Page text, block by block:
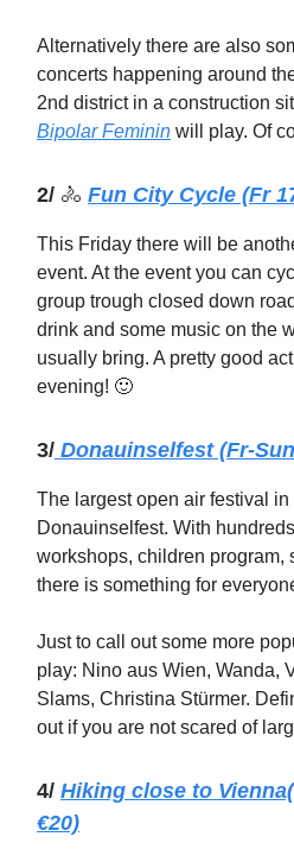
Alternatively there are also
concerts happening around
2nd district in a construction
Bipolar Feminin will play. Of
2/ 🚴 Fun City Cycle (Fr
This Friday there will be
event. At the event you can
group trough closed down
drink and some music on the
usually bring. A pretty good
evening! 🙂
3/ Donauinselfest (Fr-
The largest open air festival
Donauinselfest. With
workshops, children program,
there is something for
Just to call out some more
play: Nino aus Wien, Wanda,
Slams, Christina Stürmer.
out if you are not scared of
4/ Hiking close to
€20)